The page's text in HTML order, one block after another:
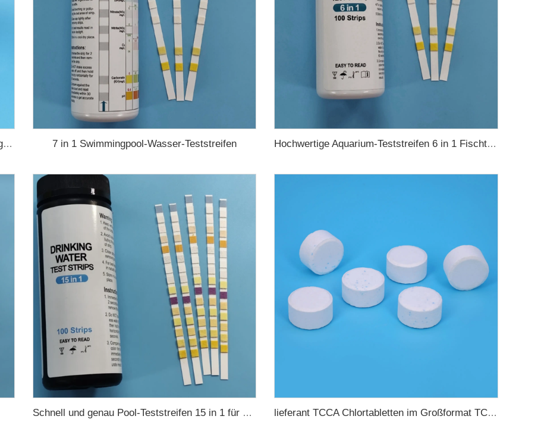
PH-Testpapier ph0-ph14 100 Streifen Swimmingpool-Test 7 in 1 Swimmingpool-Wasser-Teststreifen Hochwertige Aquarium-Teststreifen 6 in 1 Fischteich
Schnell und genau Pool-Teststreifen 15 in 1 für Trinkwasser lieferant TCCA Chlortabletten im Großformat TCCA Schwimmbaddesinfektionsmittel